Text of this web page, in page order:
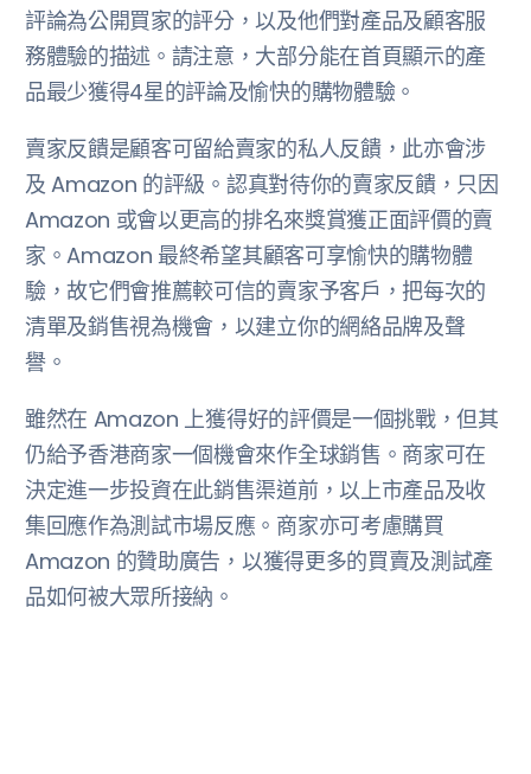
評論為公開買家的評分，以及他們對產品及顧客服
務體驗的描述。請注意，大部分能在首頁顯示的產
品最少獲得4星的評論及愉快的購物體驗。
賣家反饋是顧客可留給賣家的私人反饋，此亦會涉
及 Amazon 的評級。認真對待你的賣家反饋，只因
Amazon 或會以更高的排名來獎賞獲正面評價的賣
家。Amazon 最終希望其顧客可享愉快的購物體
驗，故它們會推薦較可信的賣家予客戶，把每次的
清單及銷售視為機會，以建立你的網絡品牌及聲
譽。
雖然在 Amazon 上獲得好的評價是一個挑戰，但其
仍給予香港商家一個機會來作全球銷售。商家可在
決定進一步投資在此銷售渠道前，以上市產品及收
集回應作為測試市場反應。商家亦可考慮購買
Amazon 的贊助廣告，以獲得更多的買賣及測試產
品如何被大眾所接納。